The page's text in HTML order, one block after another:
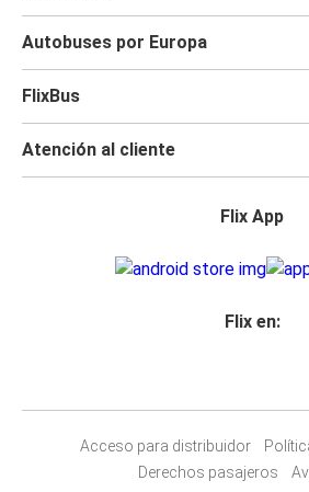
Autobuses por Europa
FlixBus
Atención al cliente
Flix App
Flix en:
Acceso para distribuidor
Derechos pasajeros